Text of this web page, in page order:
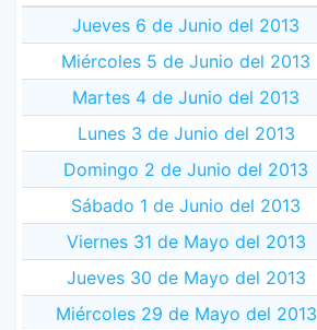
Jueves 6 de Junio del 2013
Miércoles 5 de Junio del 2013
Martes 4 de Junio del 2013
Lunes 3 de Junio del 2013
Domingo 2 de Junio del 2013
Sábado 1 de Junio del 2013
Viernes 31 de Mayo del 2013
Jueves 30 de Mayo del 2013
Miércoles 29 de Mayo del 2013